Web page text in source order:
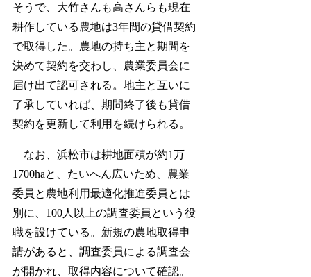
そうで、大竹さんも高さんらも現在
耕作している農地は3年間の貸借契約
で取得した。農地の持ち主と期間を
決めて契約を交わし、農業委員会に
届け出て認可される。地主と互いに
了承していれば、期間終了後も貸借
契約を更新して利用を続けられる。
なお、浜松市は耕地面積が約1万
1700haと、たいへん広いため、農業
委員と農地利用最適化推進委員とは
別に、100人以上の調査委員という役
職を設けている。新規の農地取得申
請があると、調査委員による調査会
が開かれ、取得内容について確認。